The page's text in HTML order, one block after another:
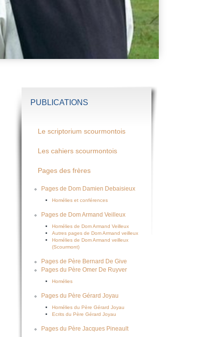
PUBLICATIONS
Le scriptorium scourmontois
Les cahiers scourmontois
Pages des frères
Pages de Dom Damien Debaisieux
Homélies et conférences
Pages de Dom Armand Veilleux
Homélies de Dom Armand Veilleux
Autres pages de Dom Armand veilleux
Homélies de Dom Armand veilleux
(Scourmont)
Pages de Père Bernard De Give
Pages du Père Omer De Ruyver
Homélies
Pages du Père Gérard Joyau
Homélies du Père Gérard Joyau
Ecrits du Père Gérard Joyau
Pages du Père Jacques Pineault